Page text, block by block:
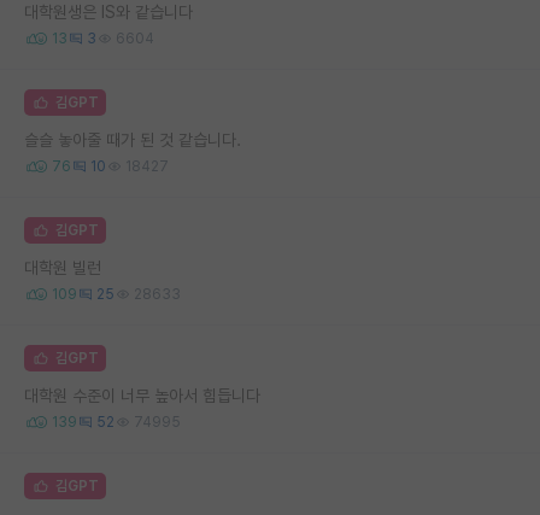
대학원생은 IS와 같습니다
13 3 6604
김GPT
슬슬 놓아줄 때가 된 것 같습니다.
76 10 18427
김GPT
대학원 빌런
109 25 28633
김GPT
대학원 수준이 너무 높아서 힘듭니다
139 52 74995
김GPT